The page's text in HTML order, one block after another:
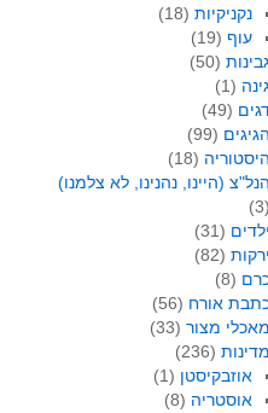
נקניקיות (18)
עוף (19)
(50)
(1)
(49)
הגיגים (99)
היסטוריה (18)
הנל"צ (היינו, נהנינו, לא צלמנו)
(3)
ילדים (31)
ירקות(82)
(8)
אורח (56)
מאכלי מצור(33)
מדינות(236)
אוזבקיסטן (1)
אוסטריה (8)